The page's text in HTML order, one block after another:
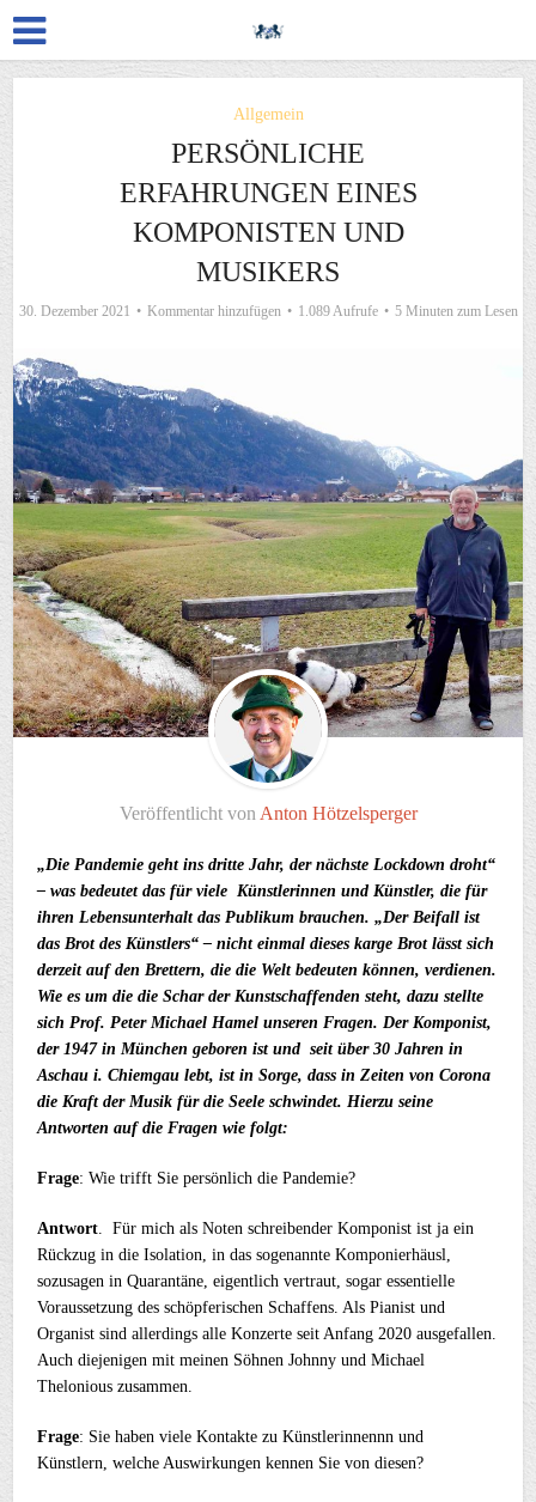
Allgemein
PERSÖNLICHE
ERFAHRUNGEN EINES
KOMPONISTEN UND
MUSIKERS
30. Dezember 2021 Kommentar hinzufügen 1.089 Aufrufe 5 Minuten zum Lesen
Veröffentlicht von Anton Hötzelsperger
„Die Pandemie geht ins dritte Jahr, der nächste Lockdown droht“
– was bedeutet das für viele Künstlerinnen und Künstler, die für
ihren Lebensunterhalt das Publikum brauchen. „Der Beifall ist
das Brot des Künstlers“ – nicht einmal dieses karge Brot lässt sich
derzeit auf den Brettern, die die Welt bedeuten können, verdienen.
Wie es um die die Schar der Kunstschaffenden steht, dazu stellte
sich Prof. Peter Michael Hamel unseren Fragen. Der Komponist,
der 1947 in München geboren ist und seit über 30 Jahren in
Aschau i. Chiemgau lebt, ist in Sorge, dass in Zeiten von Corona
die Kraft der Musik für die Seele schwindet. Hierzu seine
Antworten auf die Fragen wie folgt:
Frage: Wie trifft Sie persönlich die Pandemie?
Antwort . Für mich als Noten schreibender Komponist ist ja ein
Rückzug in die Isolation, in das sogenannte Komponierhäusl,
sozusagen in Quarantäne, eigentlich vertraut, sogar essentielle
Voraussetzung des schöpferischen Schaffens. Als Pianist und
Organist sind allerdings alle Konzerte seit Anfang 2020 ausgefallen.
Auch diejenigen mit meinen Söhnen Johnny und Michael
Thelonious zusammen.
Frage: Sie haben viele Kontakte zu Künstlerinnennn und
Künstlern, welche Auswirkungen kennen Sie von diesen?